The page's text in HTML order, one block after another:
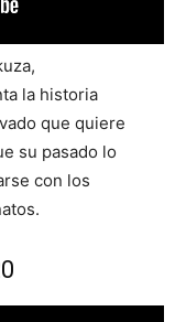
la historia
que quiere
su pasado lo
con los